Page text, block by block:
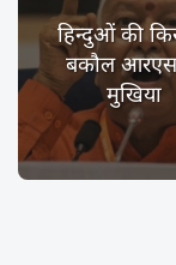
हिन्दुओं की
बकौल
मुखिया